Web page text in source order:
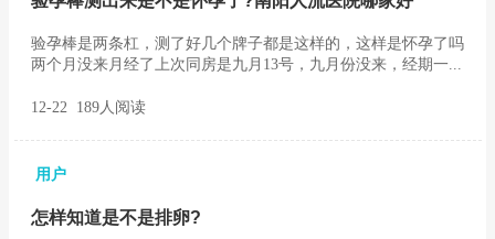
验孕棒是两条杠，测了好几个牌子都是这样的，这样是怀孕了吗
两个月没来月经了上次同房是九月13号，九月份没来，经期一...
12-22 189人阅读
用户
怎样知道是不是排卵?